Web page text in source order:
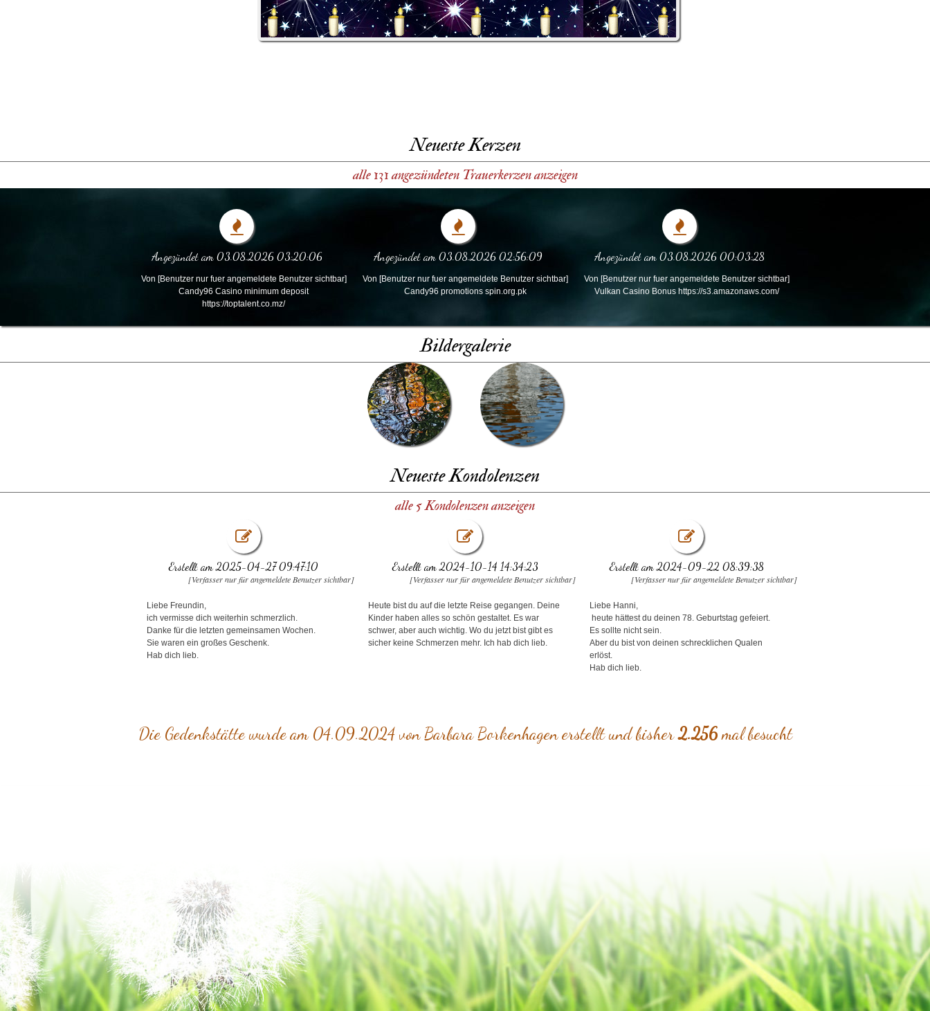
Neueste Kerzen
alle 131 angezündeten Trauerkerzen anzeigen
Angezündet am 03.08.2026 03:20:06
Von [Benutzer nur fuer angemeldete Benutzer sichtbar]
Candy96 Casino minimum deposit
https://toptalent.co.mz/
Angezündet am 03.08.2026 02:56:09
Von [Benutzer nur fuer angemeldete Benutzer sichtbar]
Candy96 promotions spin.org.pk
Angezündet am 03.08.2026 00:03:28
Von [Benutzer nur fuer angemeldete Benutzer sichtbar]
Vulkan Casino Bonus https://s3.amazonaws.com/
Bildergalerie
Neueste Kondolenzen
alle 5 Kondolenzen anzeigen
Erstellt am 2025-04-27 09:47:10
[Verfasser nur für angemeldete Benutzer sichtbar]
Liebe Freundin,
ich vermisse dich weiterhin schmerzlich.
Danke für die letzten gemeinsamen Wochen.
Sie waren ein großes Geschenk.
Hab dich lieb.
Erstellt am 2024-10-14 14:34:23
[Verfasser nur für angemeldete Benutzer sichtbar]
Heute bist du auf die letzte Reise gegangen. Deine
Kinder haben alles so schön gestaltet. Es war
schwer, aber auch wichtig. Wo du jetzt bist gibt es
sicher keine Schmerzen mehr. Ich hab dich lieb.
Erstellt am 2024-09-22 08:39:38
[Verfasser nur für angemeldete Benutzer sichtbar]
Liebe Hanni,
heute hättest du deinen 78. Geburtstag gefeiert.
Es sollte nicht sein.
Aber du bist von deinen schrecklichen Qualen
erlöst.
Hab dich lieb.
Die Gedenkstätte wurde am 04.09.2024 von Barbara Borkenhagen erstellt und bisher2.256mal besucht